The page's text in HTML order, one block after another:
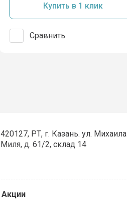
Купить в 1 клик
Сравнить
420127, РТ, г. Казань. ул. Михаила
Миля, д. 61/2, склад 14
Акции